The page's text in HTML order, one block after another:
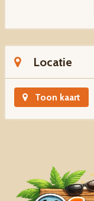
Locatie
Toon kaart